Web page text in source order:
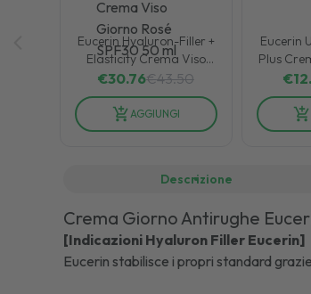
Eucerin Hyaluron-Filler +
Elasticity Crema Viso
Giorno Rosé SPF30 50
ml
€30.76€43.50
AGGIUNGI
Eucerin
Plus
Piedi
€
Descrizione
Crema Giorno Antirughe
[Indicazioni Hyaluron Filler Eucerin]
Eucerin stabilisce i propri standard